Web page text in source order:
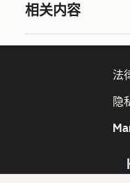
相关内容
法
隐